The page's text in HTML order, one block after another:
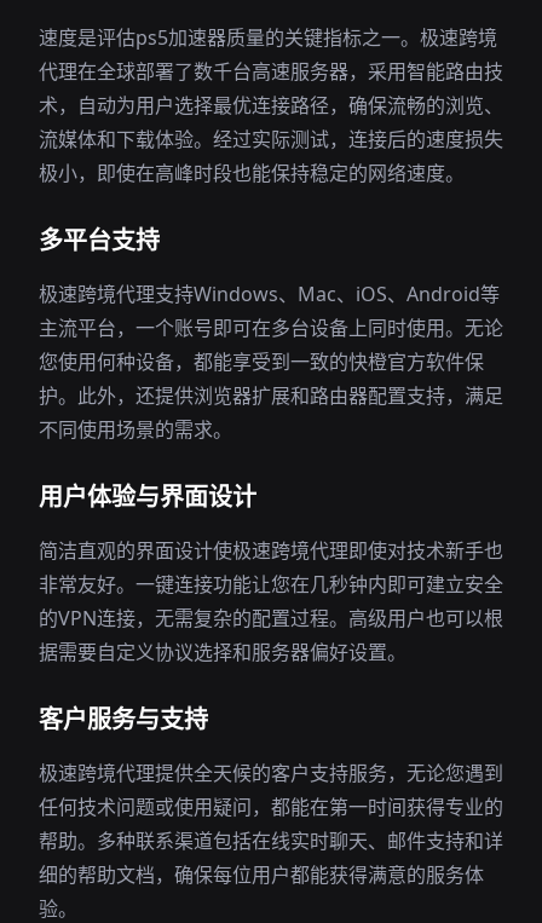
速度是评估ps5加速器质量的关键指标之一。极速跨境
代理在全球部署了数千台高速服务器，采用智能路由技
术，自动为用户选择最优连接路径，确保流畅的浏览、
流媒体和下载体验。经过实际测试，连接后的速度损失
极小，即使在高峰时段也能保持稳定的网络速度。
多平台支持
极速跨境代理支持Windows、Mac、iOS、Android等
主流平台，一个账号即可在多台设备上同时使用。无论
您使用何种设备，都能享受到一致的快橙官方软件保
护。此外，还提供浏览器扩展和路由器配置支持，满足
不同使用场景的需求。
用户体验与界面设计
简洁直观的界面设计使极速跨境代理即使对技术新手也
非常友好。一键连接功能让您在几秒钟内即可建立安全
的VPN连接，无需复杂的配置过程。高级用户也可以根
据需要自定义协议选择和服务器偏好设置。
客户服务与支持
极速跨境代理提供全天候的客户支持服务，无论您遇到
任何技术问题或使用疑问，都能在第一时间获得专业的
帮助。多种联系渠道包括在线实时聊天、邮件支持和详
细的帮助文档，确保每位用户都能获得满意的服务体
验。